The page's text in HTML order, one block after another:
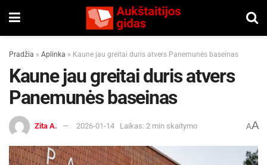
Pradžia » Aplinka » Kaune jau greitai duris atvers Panemunės baseinas
Kaune jau greitai duris atvers
Panemunės baseinas
Zita A. 2026-01-14 Laikas: 2 min skaitymo AA